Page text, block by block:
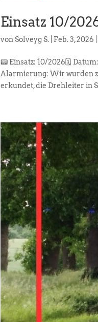
Einsatz 10/
vonSolveyg S. Feb. 3, 2026
📟 Einsatz: 10/2026🗓️
Alarmierung: Wir wurden
erkundet, die Drehleiter in